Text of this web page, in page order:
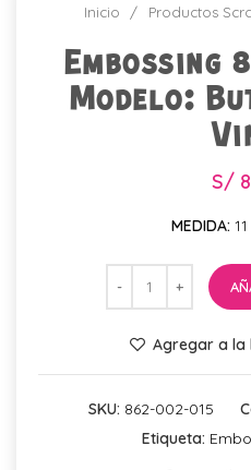
Inicio Productos
Embossing
Modelo:
S/
MEDIDA:
Agregar a la
SKU: 862-002-015
Etiqueta: